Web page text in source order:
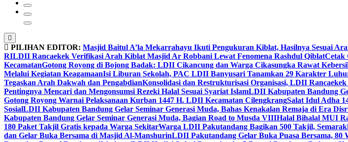
PILIHAN EDITOR: Masjid Baitul A’la Mekarrahayu Ikuti Pengukuran Kiblat, Hasilnya Sesuai
RILDII Rancaekek Verifikasi Arah Kiblat Masjid Ar Robbani Lewat Fenomena Rashdul QiblatCetak
KecamatanGotong Royong di Bojong Badak: LDII Cikancung dan Warga Cikasungka Rawat
Melalui Kegiatan KeagamaanIsi Liburan Sekolah, PAC LDII Banyusari Tanamkan 29 Karakter
Tegaskan Arah Dakwah dan PengabdianKonsolidasi dan Restrukturisasi Organisasi, LDII
Pentingnya Mencari dan Mengonsumsi Rezeki Halal Sesuai Syariat IslamLDII Kabupaten Bandung
Gotong Royong Warnai Pelaksanaan Kurban 1447 H. LDII Kecamatan CilengkrangSalat Idul Adha
SosialLDII Kabupaten Bandung Gelar Seminar Generasi Muda, Bahas Kenakalan Remaja di Era
Kabupaten Bandung Gelar Seminar Generasi Muda, Bagian Road to Musda VIIIHalal Bihalal MUI
180 Paket Takjil Gratis kepada Warga SekitarWarga LDII Pakutandang Bagikan 500 Takjil,
dan Gelar Buka Bersama di Masjid Al-ManshurinLDII Pakutandang Gelar Buka Puasa Bersama, 80